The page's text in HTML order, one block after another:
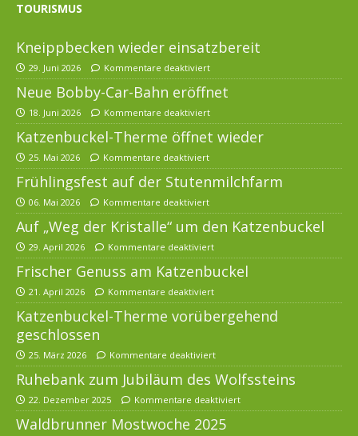
TOURISMUS
Kneippbecken wieder einsatzbereit
29. Juni 2026 Kommentare deaktiviert
Neue Bobby-Car-Bahn eröffnet
18. Juni 2026 Kommentare deaktiviert
Katzenbuckel-Therme öffnet wieder
25. Mai 2026 Kommentare deaktiviert
Frühlingsfest auf der Stutenmilchfarm
06. Mai 2026 Kommentare deaktiviert
Auf „Weg der Kristalle“ um den Katzenbuckel
29. April 2026 Kommentare deaktiviert
Frischer Genuss am Katzenbuckel
21. April 2026 Kommentare deaktiviert
Katzenbuckel-Therme vorübergehend
geschlossen
25. März 2026 Kommentare deaktiviert
Ruhebank zum Jubiläum des Wolfssteins
22. Dezember 2025 Kommentare deaktiviert
Waldbrunner Mostwoche 2025